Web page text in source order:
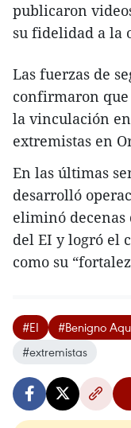
publicaron
su fidelidad a la
Las fuerzas de
confirmaron que
la vinculación
extremistas en
En las últimas
desarrolló
eliminó
del EI y logró el
como su
#EI #Benigno
#extremistas